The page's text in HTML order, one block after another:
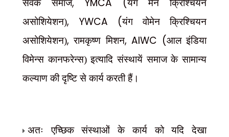
सेवक समाज, YMCA (यंग मैन क्रिश्चियन
असोशियेशन), YWCA (यंग वोमेन क्रिश्चियन
असोशियेशन),रामकृष्ण मिशन, AIWC (आल इंडिया
विमेन्स कानफरेन्स) इत्यादि संस्थायें समाज के सामान्य
कल्याण की दृष्टि से कार्य करती हैं।
अतः एच्छिक संस्थाओं के कार्य को यदि देखा